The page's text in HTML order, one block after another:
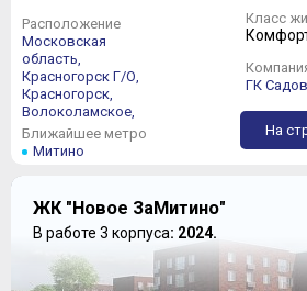
Расположение
Московская
область,
Красногорск Г/О,
Красногорск,
Волоколамское,
Ближайшее метро
Митино
Класс
ГК
На
ЖК "Новое ЗаМитино"
В работе 3 корпуса: 2024.